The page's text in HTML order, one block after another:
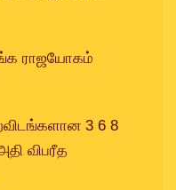
ராஜயோகம்
3 6 8
விபரீத